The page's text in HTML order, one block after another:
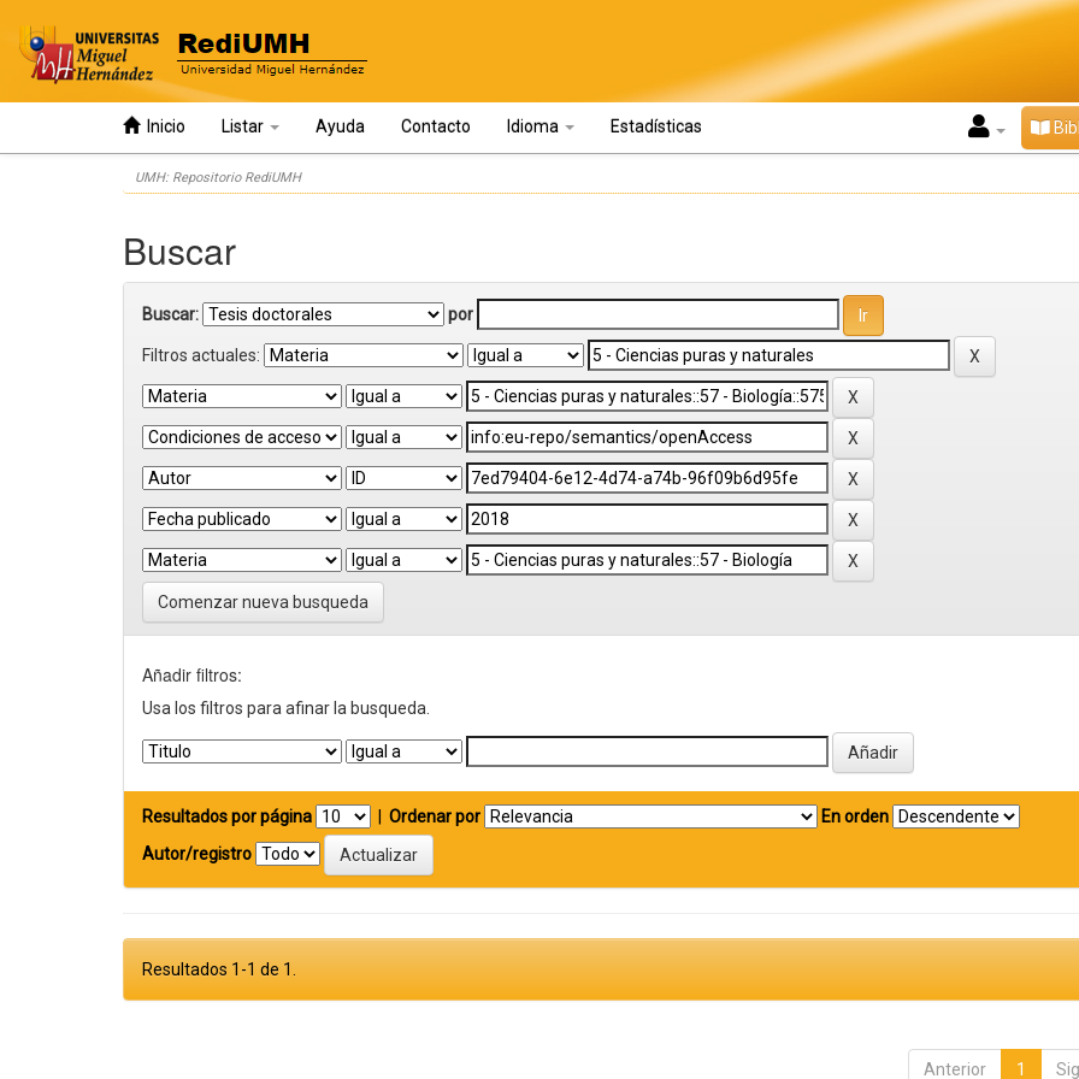
Inicio Listar Ayuda Contacto Idioma Estadísticas
UMH: Repositorio RediUMH
Buscar
Buscar: por
Filtros actuales:
Comenzar nueva busqueda
Añadir filtros:
Usa los filtros para afinar la busqueda.
Resultados por página Ordenar por
En orden
Autor/registro
Resultados 1-1 de 1.
Anterior 1